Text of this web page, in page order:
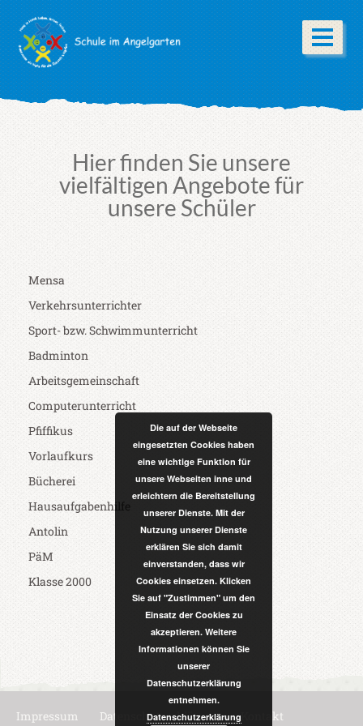
Hier finden Sie unsere
vielfältigen Angebote für
unsere Schüler
Mensa
Verkehrsunterrichter
Sport- bzw. Schwimmunterricht
Badminton
Arbeitsgemeinschaft
Computerunterricht
Pfiffikus
Vorlaufkurs
Bücherei
Hausaufgabenhilfe
Antolin
PäM
Klasse 2000
Impressum Datenschutzerklärung Kontakt
Die auf der Webseite
eingesetzten Cookies haben
eine wichtige Funktion für
unsere Webseiten inne und
erleichtern die Bereitstellung
unserer Dienste. Mit der
Nutzung unserer Dienste
erklären Sie sich damit
einverstanden, dass wir
Cookies einsetzen. Klicken
Sie auf "Zustimmen" um den
Einsatz der Cookies zu
akzeptieren. Weitere
Informationen können Sie
unserer
Datenschutzerklärung
entnehmen.
Datenschutzerklärung